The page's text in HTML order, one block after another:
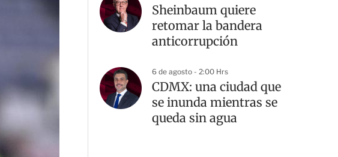
Sheinbaum quiere
retomar la bandera
anticorrupción
6 de agosto - 2:00 Hrs
CDMX: una ciudad que
se inunda mientras se
queda sin agua